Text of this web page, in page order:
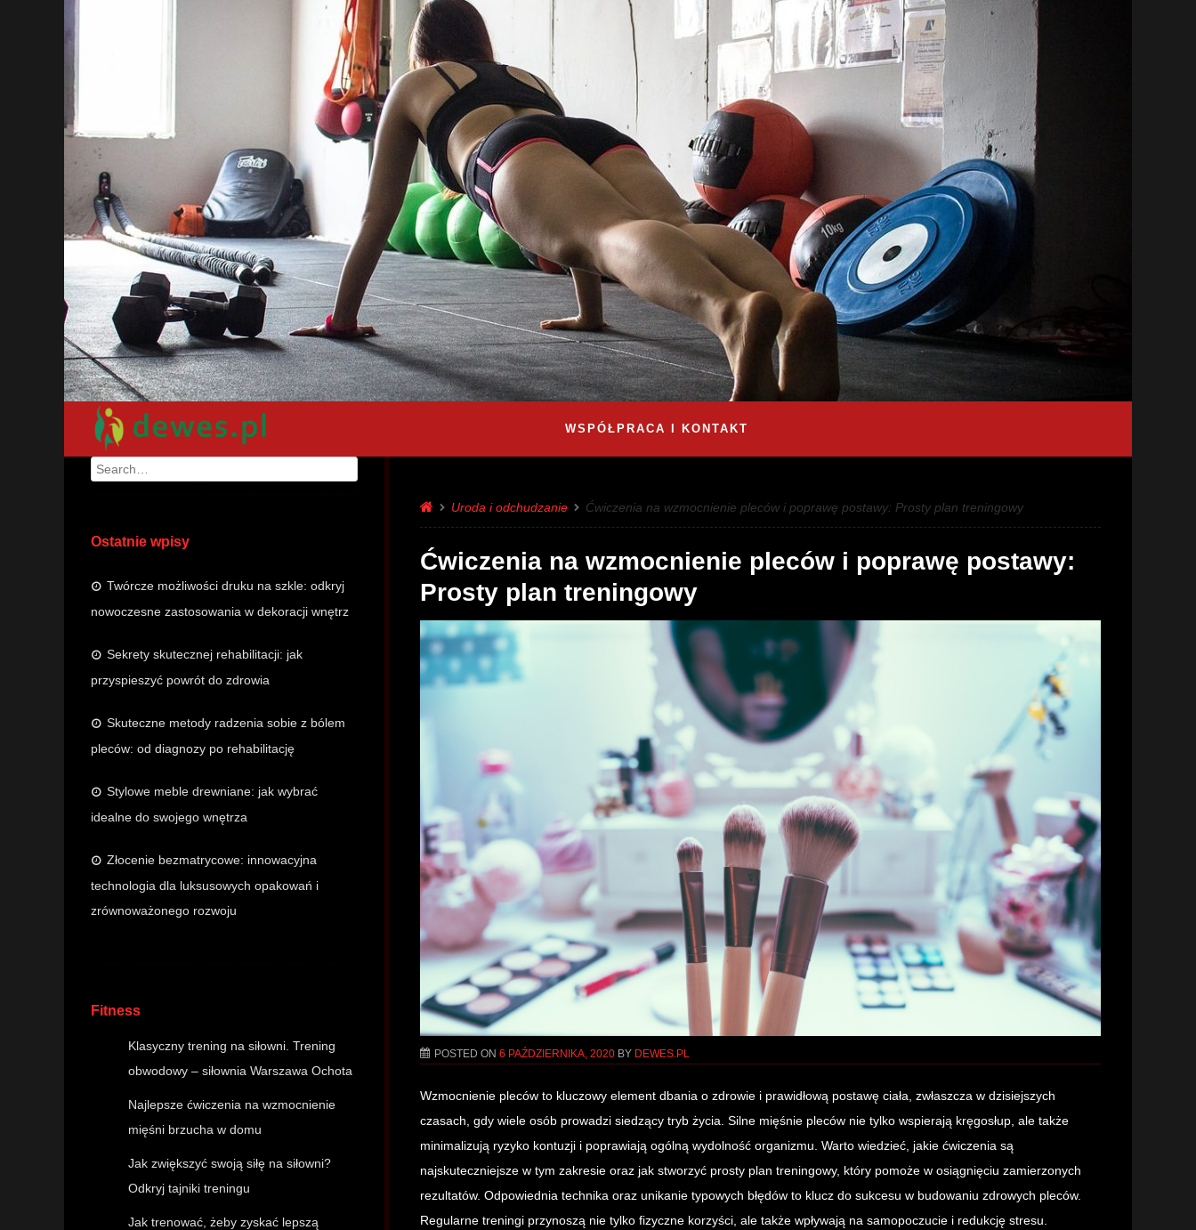
WSPÓŁPRACA I KONTAKT
Search
Ostatnie wpisy
Twórcze możliwości druku na szkle: odkryj
nowoczesne zastosowania w dekoracji wnętrz
Sekrety skutecznej rehabilitacji: jak
przyspieszyć powrót do zdrowia
Skuteczne metody radzenia sobie z bólem
pleców: od diagnozy po rehabilitację
Stylowe meble drewniane: jak wybrać
idealne do swojego wnętrza
Złocenie bezmatrycowe: innowacyjna
technologia dla luksusowych opakowań i
zrównoważonego rozwoju
Fitness
Klasyczny trening na siłowni. Trening
obwodowy – siłownia Warszawa Ochota
Najlepsze ćwiczenia na wzmocnienie
mięśni brzucha w domu
Jak zwiększyć swoją siłę na siłowni?
Odkryj tajniki treningu
Jak trenować, żeby zyskać lepszą
Uroda i odchudzanie Ćwiczenia na wzmocnienie pleców i poprawę postawy: Prosty plan treningowy
Ćwiczenia na wzmocnienie pleców i poprawę postawy:
Prosty plan treningowy
POSTED ON 6 PAŹDZIERNIKA, 2020 BY DEWES.PL
Wzmocnienie pleców to kluczowy element dbania o zdrowie i prawidłową postawę ciała, zwłaszcza w dzisiejszych
czasach, gdy wiele osób prowadzi siedzący tryb życia. Silne mięśnie pleców nie tylko wspierają kręgosłup, ale także
minimalizują ryzyko kontuzji i poprawiają ogólną wydolność organizmu. Warto wiedzieć, jakie ćwiczenia są
najskuteczniejsze w tym zakresie oraz jak stworzyć prosty plan treningowy, który pomoże w osiągnięciu zamierzonych
rezultatów. Odpowiednia technika oraz unikanie typowych błędów to klucz do sukcesu w budowaniu zdrowych pleców.
Regularne treningi przynoszą nie tylko fizyczne korzyści, ale także wpływają na samopoczucie i redukcję stresu.